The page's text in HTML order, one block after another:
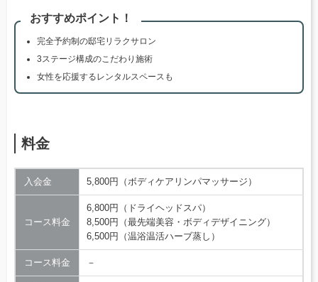
おすすめポイント！
完全予約制の邸宅リラクサロン
3ステージ構成のこだわり施術
女性を応援するレンタルスペースも
料金
入会金 5,800円（ボディケアリンパマッサージ）
コース料金
6,800円（ドライヘッドスパ）
8,500円（最先端美容・ボディデザイニング）
6,500円（温浴温活ハーブ蒸し）
コース料金 －